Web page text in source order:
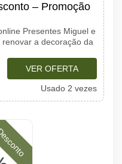
– Promoção
Presentes Miguel e
a decoração da
VER OFERTA
Usado 2 vezes